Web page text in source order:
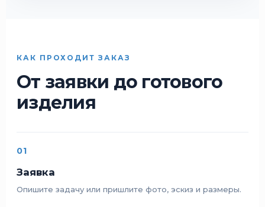
КАК ПРОХОДИТ ЗАКАЗ
От заявки до готового
изделия
01
Заявка
Опишите задачу или пришлите фото, эскиз и размеры.